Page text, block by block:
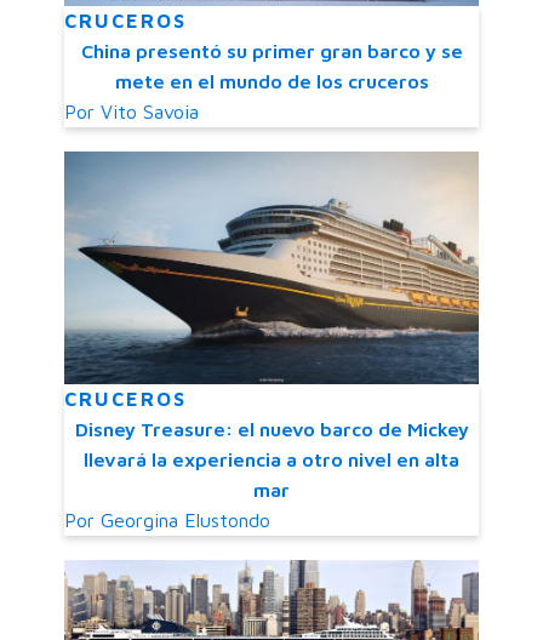
CRUCEROS
China presentó su primer gran barco y se
mete en el mundo de los cruceros
Por Vito Savoia
CRUCEROS
Disney Treasure: el nuevo barco de Mickey
llevará la experiencia a otro nivel en alta
mar
Por Georgina Elustondo